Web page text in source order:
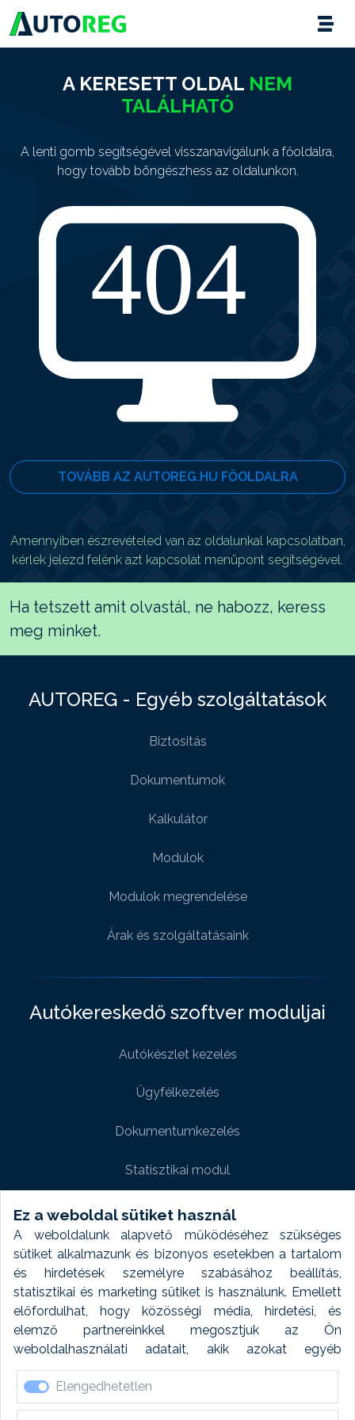
Ez a weboldal sütiket használ
A weboldalunk alapvető működéséhez szükséges
sütiket alkalmazunk és bizonyos esetekben a tartalom
és hirdetések személyre szabásához beállítás,
statisztikai és marketing sütiket is használunk. Emellett
előfordulhat, hogy közösségi média, hirdetési, és
elemző partnereinkkel megosztjuk az Ön
weboldalhasználati adatait, akik azokat egyéb
forrásokból gyűjtött adatokkal kombinálhatják. A sütik
elfogadásával kapcsolatosan naplózást végzünk és
ezen adatokat 6 hónap után automatikusan töröljük. A
Elengedhetetlen
A KERESETT OLDAL NEM
TALÁLHATÓ
A lenti gomb segítségével visszanavigálunk a főoldalra,
hogy tovább böngészhess az oldalunkon.
TOVÁBB AZ AUTOREG.HU FŐOLDALRA
Amennyiben észrevételed van az oldalunkal kapcsolatban,
kérlek jelezd felénk azt kapcsolat menüpont segítségével.
Ha tetszett amit olvastál, ne habozz, keress
meg minket.
AUTOREG - Egyéb szolgáltatások
Biztositás
Dokumentumok
Kalkulátor
Modulok
Modulok megrendelése
Árak és szolgáltatásaink
Autókereskedő szoftver moduljai
Autókészlet kezelés
Ügyfélkezelés
Dokumentumkezelés
Statisztikai modul
Weboldal modul
Fényképtár extra modul
Autómosó modul
Feladatütemezés